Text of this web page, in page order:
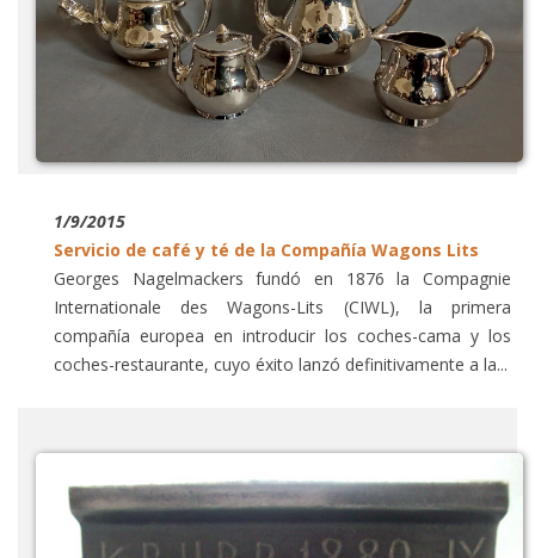
1/9/2015
Servicio de café y té de la Compañía Wagons Lits
Georges Nagelmackers fundó en 1876 la Compagnie
Internationale des Wagons-Lits (CIWL), la primera
compañía europea en introducir los coches-cama y los
coches-restaurante, cuyo éxito lanzó definitivamente a la...